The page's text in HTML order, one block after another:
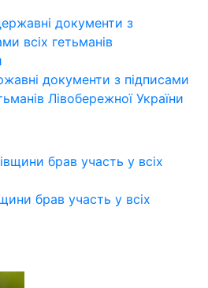
документи з підписами
Лівобережної України
брав участь у всіх